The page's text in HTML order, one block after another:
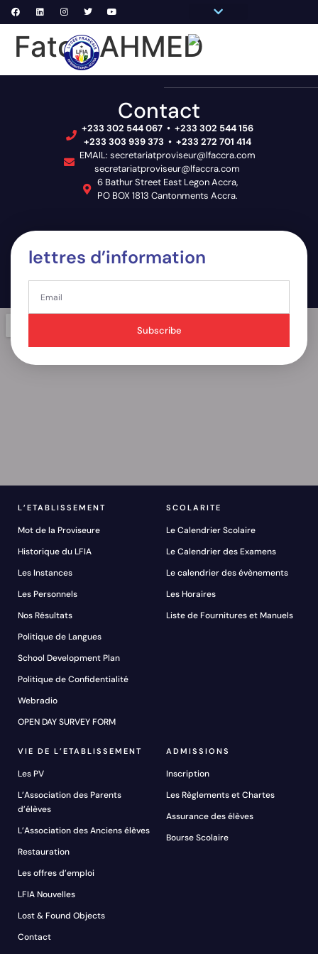
Fatou AHMED
Contact
+233 302 544 067 • +233 302 544 156
+233 303 939 373 • +233 272 701 414
EMAIL: secretariatproviseur@lfaccra.com
secretariatproviseur@lfaccra.com
6 Bathur Street East Legon Accra,
PO BOX 1813 Cantonments Accra.
lettres d’information
Subscribe
L’ETABLISSEMENT
Mot de la Proviseure
Historique du LFIA
Les Instances
Les Personnels
Nos Résultats
Politique de Langues
School Development Plan
Politique de Confidentialité
Webradio
OPEN DAY SURVEY FORM
SCOLARITE
Le Calendrier Scolaire
Le Calendrier des Examens
Le calendrier des évènements
Les Horaires
Liste de Fournitures et Manuels
ADMISSIONS
Inscription
Les Règlements et Chartes
Assurance des élèves
Bourse Scolaire
VIE DE L’ETABLISSEMENT
Les PV
L’Association des Parents
d’élèves
L’Association des Anciens élèves
Restauration
Les offres d’emploi
LFIA Nouvelles
Lost & Found Objects
Contact